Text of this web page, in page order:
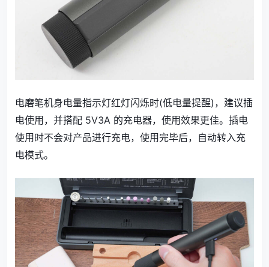
电磨笔机身电量指示灯红灯闪烁时(低电量提醒)，建议插
电使用，并搭配 5V3A 的充电器，使用效果更佳。插电
使用时不会对产品进行充电，使用完毕后，自动转入充
电模式。